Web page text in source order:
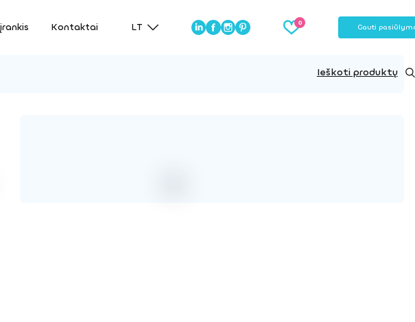
Kontaktai LT Gauti
Ieškoti produktų